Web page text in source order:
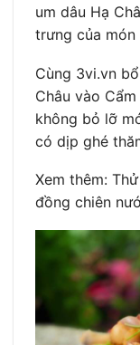
um dâu Hạ
trưng của
Cùng 3vi.vn
Châu vào
không bỏ lỡ
có dịp ghé
Xem thêm:
đồng chiên